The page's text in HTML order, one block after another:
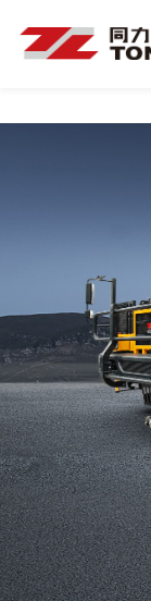
星空电竞